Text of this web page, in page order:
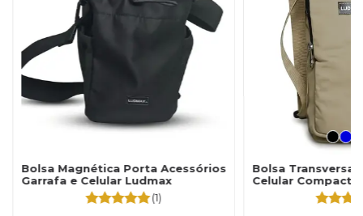
Bolsa Magnética Porta Acessórios
Garrafa e Celular Ludmax
(1)
Bolsa
Celular
Cheia de Estilo